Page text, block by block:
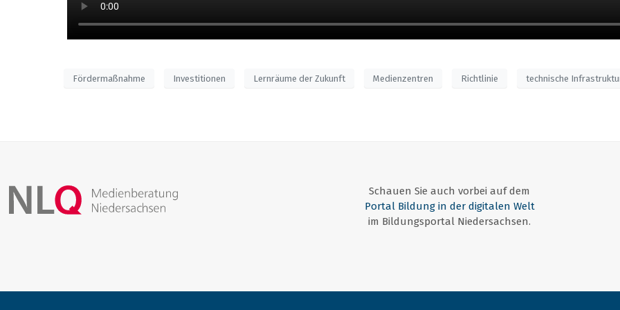
Fördermaßnahme Investitionen Lernräume der Zukunft Medienzentren Richtlinie technische
Schauen Sie auch vorbei auf dem
Portal Bildung in der digitalen Welt
im Bildungsportal Niedersachsen.